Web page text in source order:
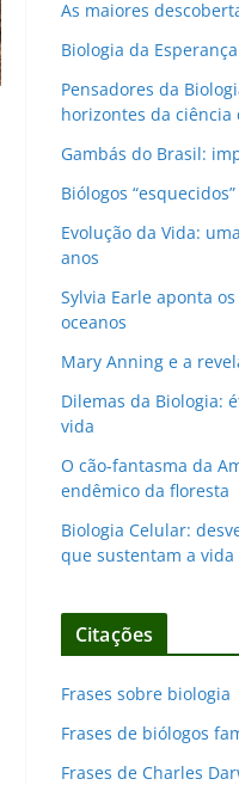
As maiores
Biologia da Esperança
Pensadores da
horizontes da ciência
Gambás do Brasil:
Biólogos “esquecidos”
Evolução da Vida:
anos
Sylvia Earle aponta
oceanos
Mary Anning e a
Dilemas da Biologia:
vida
O cão-fantasma da
endêmico da floresta
Biologia Celular:
que sustentam a vida
Citações
Frases sobre biologia
Frases de biólogos
Frases de Charles